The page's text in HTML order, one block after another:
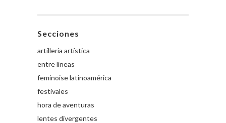
Secciones
artillería artística
entre líneas
feminoise latinoamérica
festivales
hora de aventuras
lentes divergentes